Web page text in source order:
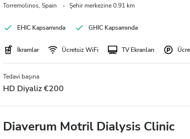
Torremolinos, Spain Şehir merkezine 0.91 km
EHIC Kapsamında GHIC Kapsamında
İkramlar Ücretsiz WiFi TV Ekranları
Tedavi başına
HD Diyaliz €200
Diaverum Motril Dialysis Clinic